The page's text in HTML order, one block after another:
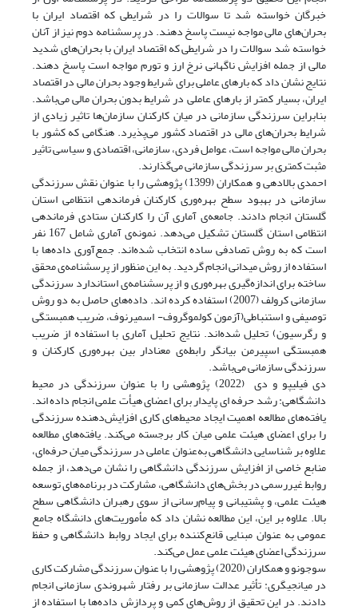
خبرگان خواسته شد تا سوالات را در شرایطی که اقتصاد ایران با
بحران‌های مالی مواجه نیست پاسخ دهند. در پرسشنامه دوم نیز از آنان
خواسته شد سوالات را در شرایطی که اقتصاد ایران با بحران‌های شدید
مالی از جمله افزایش ناگهانی نرخ ارز و تورم مواجه است پاسخ دهند.
نتایج نشان داد که بارهای عاملی برای شرایط وجود بحران مالی در اقتصاد
ایران، بسیار کمتر از بارهای عاملی در شرایط بدون بحران مالی می‌باشد.
بنابراین سرزندگی سازمانی در میان کارکنان سازمان‌ها تاثیر زیادی از
شرایط بحران‌های مالی در اقتصاد کشور می‌پذیرد. هنگامی که کشور با
بحران مالی مواجه است، عوامل فردی، سازمانی، اقتصادی و سیاسی تاثیر
مثبت کمتری بر سرزندگی سازمانی می‌گذارند.
احمدی بالادهی و همکاران (1399) پژوهشی را با عنوان نقش سرزندگی
سازمانی در بهبود سطح بهره‌وری کارکنان فرماندهی انتظامی استان
گلستان انجام دادند. جامعه‌ی آماری آن را کارکنان ستادی فرماندهی
انتظامی استان گلستان تشکیل می‌دهد. نمونه‌ی آماری شامل 167 نفر
است که به روش تصادفی ساده انتخاب شده‌اند. جمع‌آوری داده‌ها با
استفاده از روش میدانی انجام گردید. به این منظور از پرسشنامه‌ی محقق
ساخته برای اندازه‌گیری بهره‌وری و از پرسشنامه‌ی استاندارد سرزندگی
سازمانی کرولف (2007) استفاده کرده اند. داده‌های حاصل به دو روش
توصیفی و استنباطی(آزمون کولموگروف- اسمیرنوف، ضریب همبستگی
و رگرسیون) تحلیل شده‌اند. نتایج تحلیل آماری با استفاده از ضریب
همبستگی اسپیرمن بیانگر رابطه‌ی معنادار بین بهره‌وری کارکنان و
سرزندگی سازمانی می‌باشد.
دی فیلیپو و دی (2022) پژوهشی را با عنوان سرزندگی در محیط
دانشگاهی: رشد حرفه ای پایدار برای اعضای هیأت علمی انجام داده اند.
یافته‌های مطالعه اهمیت ایجاد محیط‌های کاری افزایش‌دهنده سرزندگی
را برای اعضای هیئت علمی میان‌ کار برجسته می‌کند. یافته‌های مطالعه
علاوه بر شناسایی دانشگاهی به‌عنوان عاملی در سرزندگی میان حرفه‌ای،
منابع خاصی از افزایش سرزندگی دانشگاهی را نشان می‌دهد، از جمله
روابط غیررسمی در بخش‌های دانشگاهی، مشارکت در برنامه‌های توسعه
هیئت علمی، و پشتیبانی و پیام‌رسانی از سوی رهبران دانشگاهی سطح
بالا. علاوه بر این، این مطالعه نشان داد که مأموریت‌های دانشگاه جامع
عمومی به عنوان مبنایی قانع‌کننده برای ایجاد روابط دانشگاهی و حفظ
سرزندگی اعضای هیئت علمی عمل می‌کند.
سوجونو و همکاران (2020) پژوهشی را با عنوان سرزندگی مشارکت کاری
در میانجیگری: تأثیر عدالت سازمانی بر رفتار شهروندی سازمانی انجام
دادند. در این تحقیق از روش‌های کمی و پردازش داده‌ها با استفاده از